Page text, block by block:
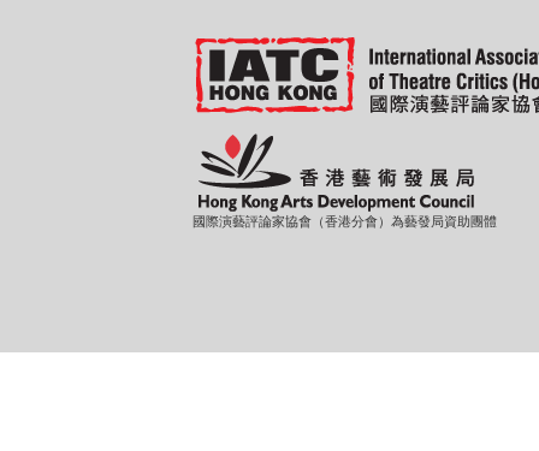
國際演藝評論家協會（香港分會）為藝發局資助團體